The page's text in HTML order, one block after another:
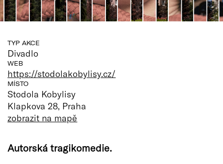
TYP AKCE
Divadlo
WEB
https://stodolakobylisy.cz/
MÍSTO
Stodola Kobylisy
Klapkova 28, Praha
zobrazit na mapě
Autorská tragikomedie.